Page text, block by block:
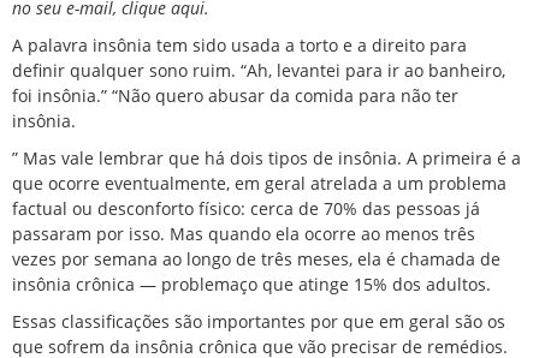
no seu e-mail, clique aqui.
A palavra insônia tem sido usada a torto e a direito para
definir qualquer sono ruim. “Ah, levantei para ir ao banheiro,
foi insônia.” “Não quero abusar da comida para não ter
insônia.
” Mas vale lembrar que há dois tipos de insônia. A primeira é a
que ocorre eventualmente, em geral atrelada a um problema
factual ou desconforto físico: cerca de 70% das pessoas já
passaram por isso. Mas quando ela ocorre ao menos três
vezes por semana ao longo de três meses, ela é chamada de
insônia crônica — problemaço que atinge 15% dos adultos.
Essas classificações são importantes por que em geral são os
que sofrem da insônia crônica que vão precisar de remédios.